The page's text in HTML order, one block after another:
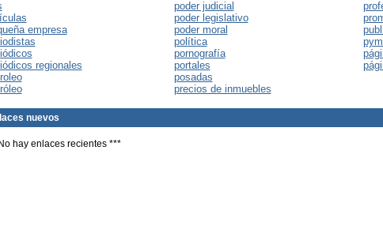
empresa
regionales
poder judicial
poder legislativo
poder moral
política
pornografía
portales
posadas
precios de inmuebles
nuevos
hay enlaces recientes ***